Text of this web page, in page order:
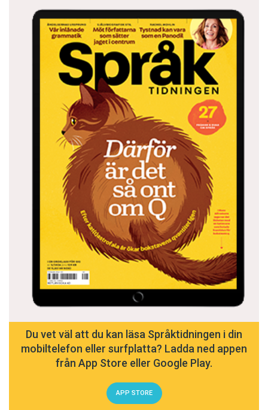
Du vet väl att du kan läsa Språktidningen i din
mobiltelefon eller surfplatta? Ladda ned appen
från App Store eller Google Play.
APP STORE